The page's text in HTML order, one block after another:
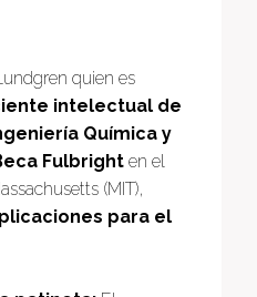
quien es
intelectual de
Química y
Fulbright en el
(MIT),
para el